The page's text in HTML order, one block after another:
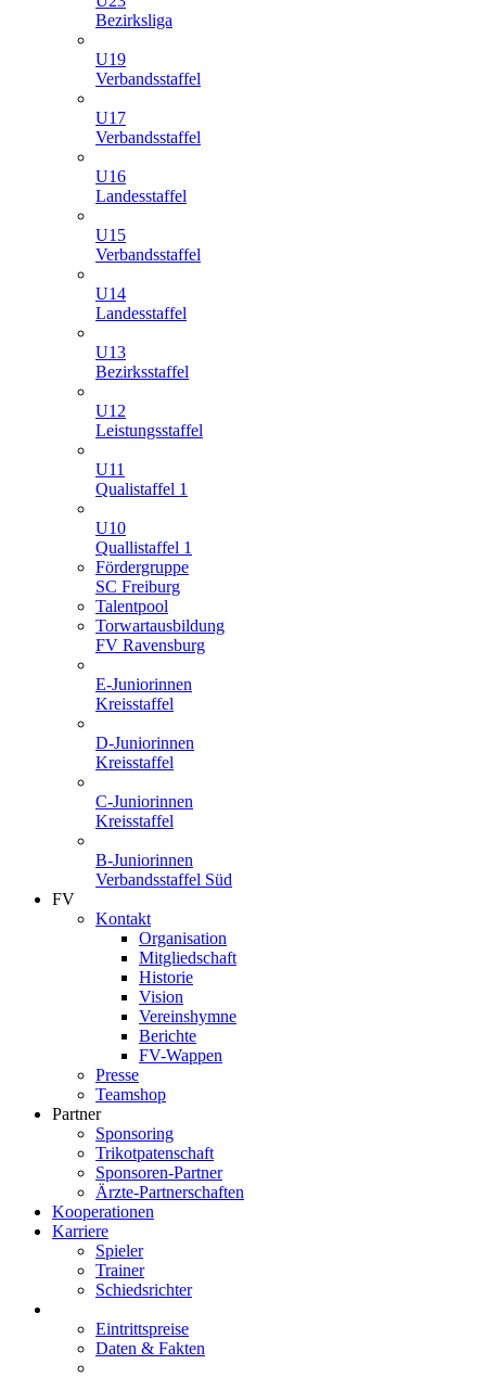
Bezirksliga
U19
Verbandsstaffel
U17
Verbandsstaffel
U16
Landesstaffel
U15
Verbandsstaffel
U14
Landesstaffel
U13
Bezirksstaffel
U12
Leistungsstaffel
U11
Qualistaffel 1
U10
Quallistaffel 1
Fördergruppe
SC Freiburg
Talentpool
Torwartausbildung
FV Ravensburg
E-Juniorinnen
Kreisstaffel
D-Juniorinnen
Kreisstaffel
C-Juniorinnen
Kreisstaffel
B-Juniorinnen
Verbandsstaffel Süd
FV
Kontakt
Organisation
Mitgliedschaft
Historie
Vision
Vereinshymne
Berichte
FV-Wappen
Presse
Teamshop
Partner
Sponsoring
Trikotpatenschaft
Sponsoren-Partner
Ärzte-Partnerschaften
Kooperationen
Karriere
Spieler
Trainer
Schiedsrichter
Eintrittspreise
Daten & Fakten